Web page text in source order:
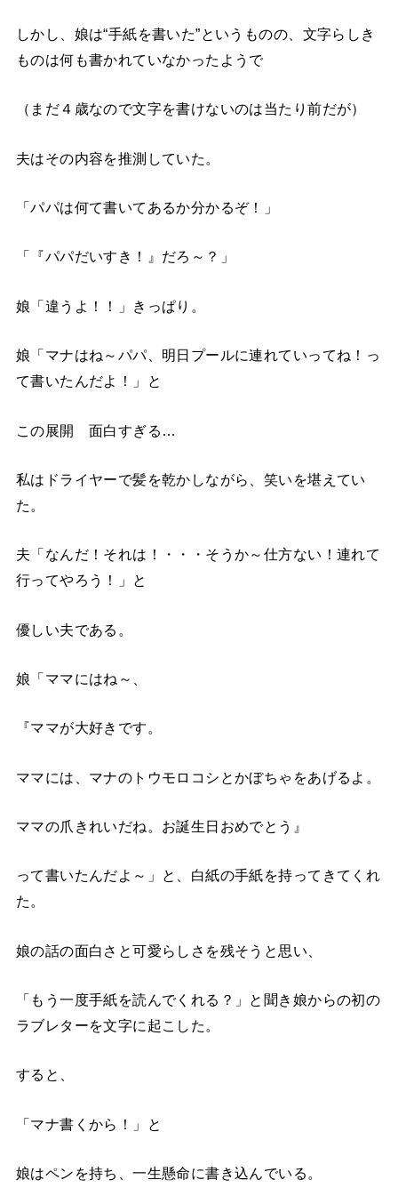
しかし、娘は“手紙を書いた”というものの、文字らしき
ものは何も書かれていなかったようで
（まだ４歳なので文字を書けないのは当たり前だが）
夫はその内容を推測していた。
「パパは何て書いてあるか分かるぞ！」
「『パパだいすき！』だろ～？」
娘「違うよ！！」きっぱり。
娘「マナはね～パパ、明日プールに連れていってね！っ
て書いたんだよ！」と
この展開 面白すぎる…
私はドライヤーで髪を乾かしながら、笑いを堪えてい
た。
夫「なんだ！それは！・・・そうか～仕方ない！連れて
行ってやろう！」と
優しい夫である。
娘「ママにはね～、
『ママが大好きです。
ママには、マナのトウモロコシとかぼちゃをあげるよ。
ママの爪きれいだね。お誕生日おめでとう』
って書いたんだよ～」と、白紙の手紙を持ってきてくれ
た。
娘の話の面白さと可愛らしさを残そうと思い、
「もう一度手紙を読んでくれる？」と聞き娘からの初の
ラブレターを文字に起こした。
すると、
「マナ書くから！」と
娘はペンを持ち、一生懸命に書き込んでいる。